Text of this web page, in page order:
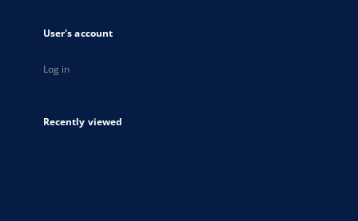
User's account
Log in
Recently viewed